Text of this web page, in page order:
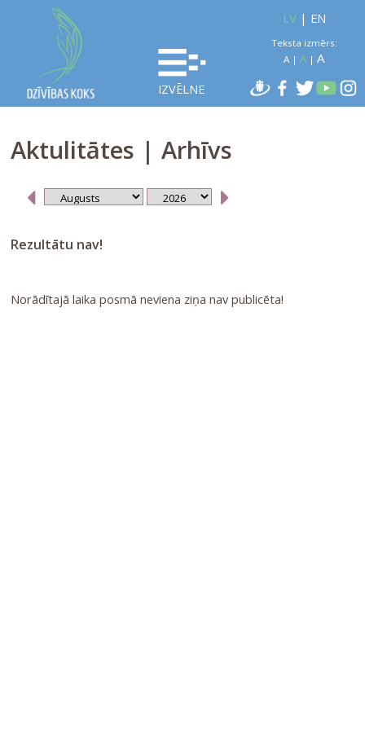
IZVĒLNE
LV| EN
Teksta izmērs:
A| A| A
Aktulitātes | Arhīvs
Rezultātu nav!
Norādītajā laika posmā neviena ziņa nav publicēta!